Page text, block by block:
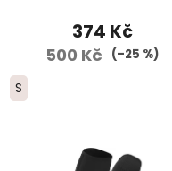
374 Kč
500 Kč (–25 %)
S